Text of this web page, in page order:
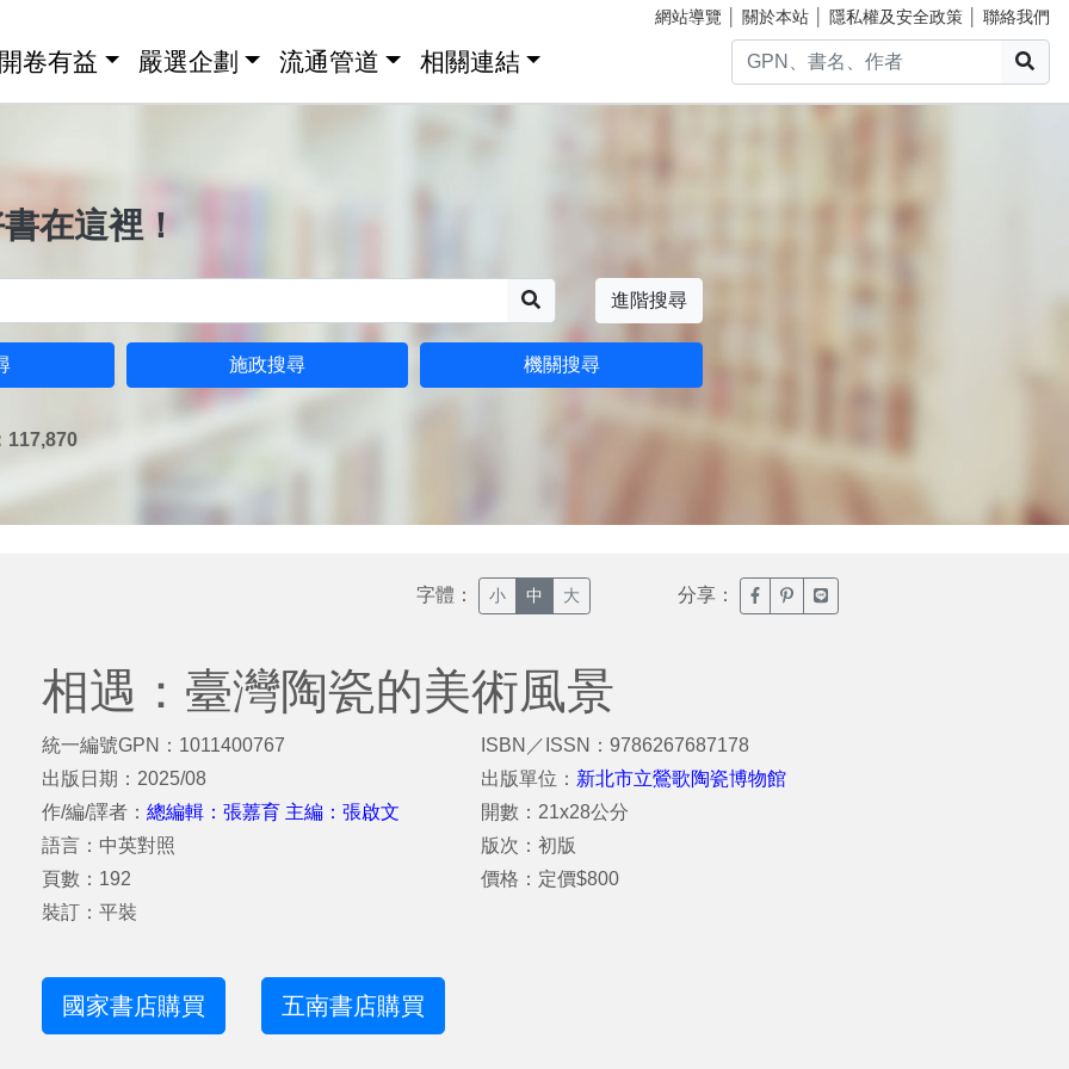
網站導覽 關於本站 隱私權及安全政策 聯絡我們
卷有益 嚴選企劃 流通管道 相關連結
在這裡！
進階搜尋
施政搜尋 機關搜尋
117,870
字體： 小 中 大 分享： 臉書分享(另開新視窗)
噗浪分享(另開新視窗)
Line分享(另開新視窗)
相遇：臺灣陶瓷的美術風景
統一編號GPN：1011400767
出版日期：2025/08
作/編/譯者： 總編輯：張䕒育 主編：張啟文
語言：中英對照
頁數：192
裝訂：平裝
ISBN／ISSN：9786267687178
出版單位： 新北市立鶯歌陶瓷博物館
開數：21x28公分
版次：初版
價格：定價$800
國家書店購買 五南書店購買